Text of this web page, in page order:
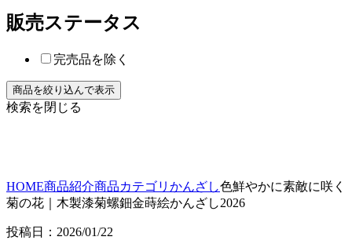
販売ステータス
完売品を除く
検索を閉じる
HOME商品紹介商品カテゴリ かんざし色鮮やかに素敵に咲く
菊の花｜木製漆菊螺鈿金蒔絵かんざし2026
投稿日：2026/01/22